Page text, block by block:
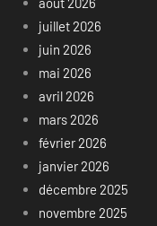
juillet 2026
juin 2026
mai 2026
avril 2026
mars 2026
février 2026
janvier 2026
décembre 2025
novembre 2025